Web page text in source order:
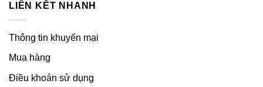
LIÊN KẾT NHANH
Thông tin khuyến mại
Mua hàng
Điều khoản sử dụng